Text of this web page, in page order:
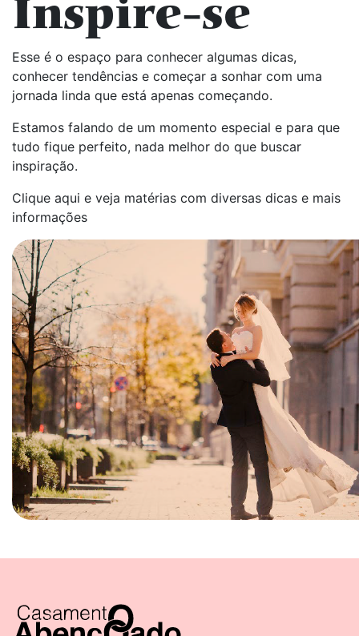
Inspire-se
Esse é o espaço para conhecer algumas dicas,
conhecer tendências e começar a sonhar com uma
jornada linda que está apenas começando.
Estamos falando de um momento especial e para que
tudo fique perfeito, nada melhor do que buscar
inspiração.
Clique aqui e veja matérias com diversas dicas e mais
informações